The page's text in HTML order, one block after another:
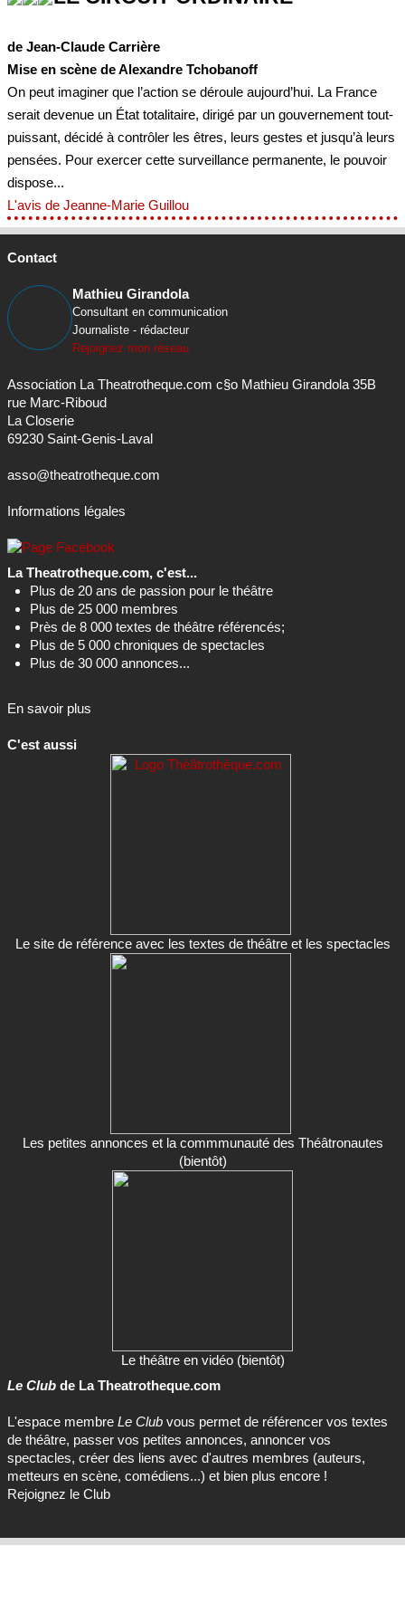
de Jean-Claude Carrière
Mise en scène de Alexandre Tchobanoff
On peut imaginer que l’action se déroule aujourd’hui. La France
serait devenue un État totalitaire, dirigé par un gouvernement tout-
puissant, décidé à contrôler les êtres, leurs gestes et jusqu’à leurs
pensées. Pour exercer cette surveillance permanente, le pouvoir
dispose...
L'avis de Jeanne-Marie Guillou
Contact
Mathieu Girandola
Consultant en communication
Journaliste - rédacteur
Rejoignez mon réseau
Association La Theatrotheque.com c§o Mathieu Girandola 35B
rue Marc-Riboud
La Closerie
69230 Saint-Genis-Laval
asso@theatrotheque.com
Informations légales
La Theatrotheque.com, c'est...
Plus de 20 ans de passion pour le théâtre
Plus de 25 000 membres
Près de 8 000 textes de théâtre référencés;
Plus de 5 000 chroniques de spectacles
Plus de 30 000 annonces...
En savoir plus
C'est aussi
Le site de référence avec les textes de théâtre et les spectacles
Les petites annonces et la commmunauté des Théâtronautes
(bientôt)
Le théâtre en vidéo (bientôt)
Le Club de La Theatrotheque.com
L'espace membre Le Club vous permet de référencer vos textes
de théâtre, passer vos petites annonces, annoncer vos
spectacles, créer des liens avec d'autres membres (auteurs,
metteurs en scène, comédiens...) et bien plus encore !
Rejoignez le Club